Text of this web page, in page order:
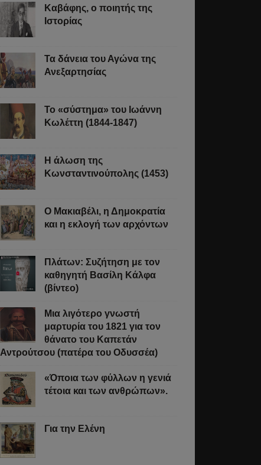
Καβάφης, ο ποιητής της
Ιστορίας
Τα δάνεια του Αγώνα της
Ανεξαρτησίας
Το «σύστημα» του Ιωάννη
Κωλέττη (1844-1847)
Η άλωση της
Κωνσταντινούπολης (1453)
Ο Μακιαβέλι, η Δημοκρατία
και η εκλογή των αρχόντων
Πλάτων: Συζήτηση με τον
καθηγητή Βασίλη Κάλφα
(βίντεο)
Μια λιγότερο γνωστή
μαρτυρία του 1821 για τον
θάνατο του Καπετάν
Αντρούτσου (πατέρα του Οδυσσέα)
«Όποια των φύλλων η γενιά
τέτοια και των ανθρώπων».
Για την Ελένη